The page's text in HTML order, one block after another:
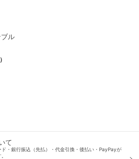
ル
て
・銀行振込（先払）・代金引換・後払い・PayPayが